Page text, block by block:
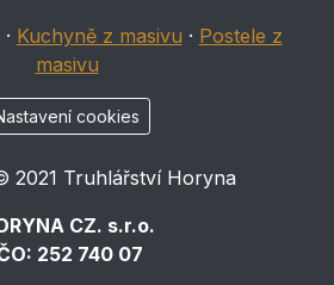
· Kuchyně z masivu · Postele z
masivu
cookies
2021 Truhlářství Horyna
CZ. s.r.o.
252 740 07